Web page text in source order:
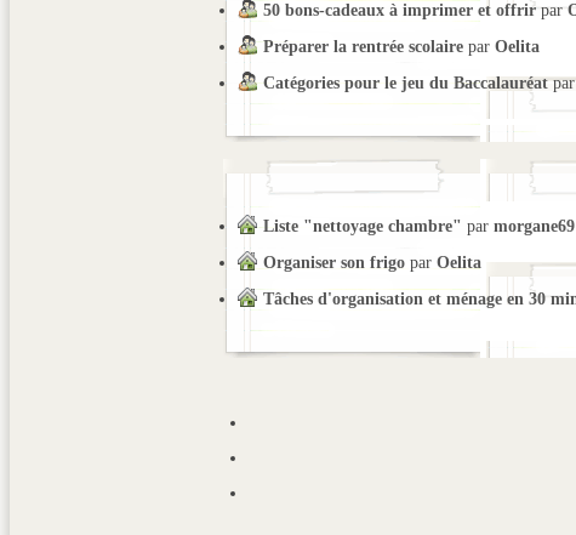
50 bons-cadeaux à imprimer et offrirpar
Préparer la rentrée scolairepar Oelita
Catégories pour le jeu du Baccalauréat
Liste "nettoyage chambre" par morgane69
Organiser son frigopar Oelita
Tâches d'organisation et ménage en 30